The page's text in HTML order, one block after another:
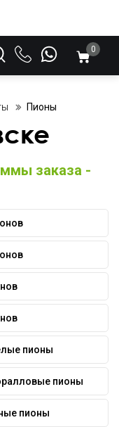
0
Пионы
заказа -
пионы
пионы
пионы